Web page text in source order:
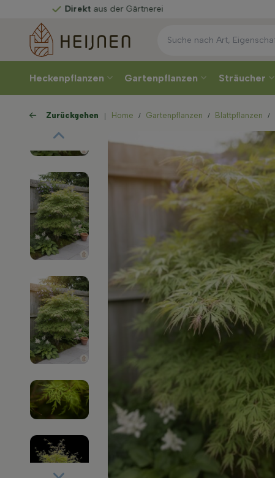
aus der Gärtnerei
Heckenpflanzen Gartenpflanzen Sträucher
Zurückgehen Home Gartenpflanzen Blattpflanzen